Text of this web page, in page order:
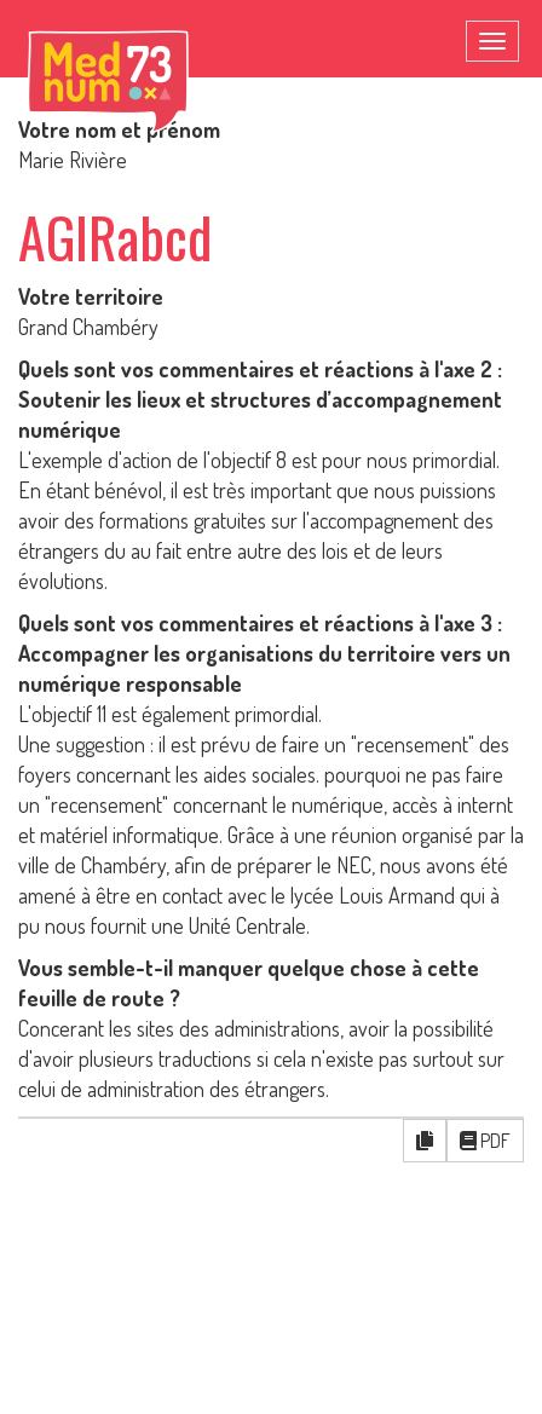
Votre nom et prénom
Marie Rivière
AGIRabcd
Votre territoire
Grand Chambéry
Quels sont vos commentaires et réactions à l'axe 2 :
Soutenir les lieux et structures d’accompagnement
numérique
L'exemple d'action de l'objectif 8 est pour nous primordial.
En étant bénévol, il est très important que nous puissions
avoir des formations gratuites sur l'accompagnement des
étrangers du au fait entre autre des lois et de leurs
évolutions.
Quels sont vos commentaires et réactions à l'axe 3 :
Accompagner les organisations du territoire vers un
numérique responsable
L'objectif 11 est également primordial.
Une suggestion : il est prévu de faire un "recensement" des
foyers concernant les aides sociales. pourquoi ne pas faire
un "recensement" concernant le numérique, accès à internt
et matériel informatique. Grâce à une réunion organisé par la
ville de Chambéry, afin de préparer le NEC, nous avons été
amené à être en contact avec le lycée Louis Armand qui à
pu nous fournit une Unité Centrale.
Vous semble-t-il manquer quelque chose à cette
feuille de route ?
Concerant les sites des administrations, avoir la possibilité
d'avoir plusieurs traductions si cela n'existe pas surtout sur
celui de administration des étrangers.
PDF